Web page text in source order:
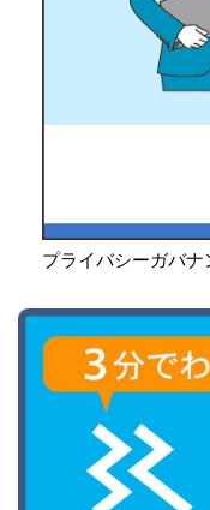
プライバシーガバナ